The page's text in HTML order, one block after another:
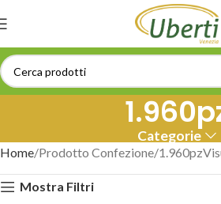
Categorie
Home Prodotto Confezione 1.960pz
Mostra Filtri